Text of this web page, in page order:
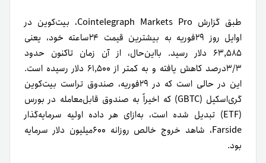
طبق گزارش Cointelegraph Markets Pro، بیت‌کوین در
اوایل روز ۲۹فوریه به بیشترین قیمت ۲۴ساعته خود، یعنی
۶۳,۵۸۵ دلار رسید. بااین‌حال، از آن زمان تاکنون حدود
۳/۳درصد کاهش ‌یافته و به کمتر از ۶۱,۵۰۰ دلار رسیده است.
این در حالی است که در ۲۹‌فوریه، صندوق تراست بیت‌کوین
گری‌اسکیل (GBTC) که اخیراً به صندوق قابل‌معامله در بورس
(ETF) تبدیل شده است، به‌ازای هر داده اولیه سرمایه‌گذار
Farside، شاهد خروج خالص روزانه ۶۰۰میلیون دلار سرمایه
بود.